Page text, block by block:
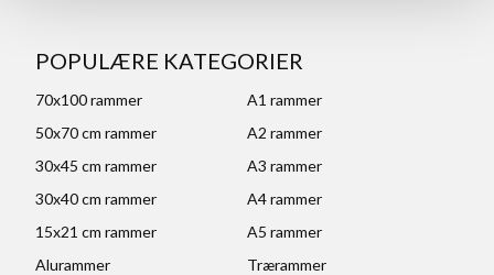
POPULÆRE KATEGORIER
70x100 rammer
A1 rammer
50x70 cm rammer
A2 rammer
30x45 cm rammer
A3 rammer
30x40 cm rammer
A4 rammer
15x21 cm rammer
A5 rammer
Alurammer
Trærammer